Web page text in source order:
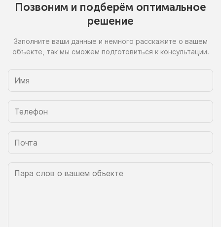
Позвоним и подберём оптимальное
решение
Заполните ваши данные и немного расскажите о вашем
объекте, так мы сможем подготовиться к консультации.